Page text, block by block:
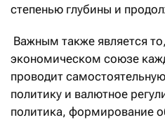
степенью глубины и
Важным также является
экономическом союзе
проводит
политику и валютное
политика, формирование